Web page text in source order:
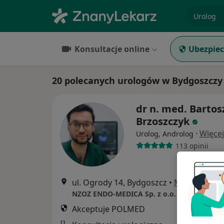
Konsultacje online
20 polecanych urologów w Bydgoszczy
dr n. med.
Brzoszczyk
Urolog, Androlog · Więcej
113 opinii
ul. Ogrody 14, Bydgoszcz • Mapa
NZOZ ENDO-MEDICA Sp. z o.o.
Akceptuje POLMED